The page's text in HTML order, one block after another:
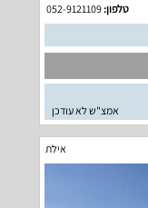
טלפון:052-9121109
אמצ"ש לא עודכן
אילת